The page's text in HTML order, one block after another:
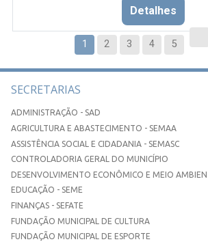
Detalhes
1 2 3 4 5
SECRETARIAS
ADMINISTRAÇÃO - SAD
AGRICULTURA E ABASTECIMENTO - SEMAA
ASSISTÊNCIA SOCIAL E CIDADANIA - SEMASC
CONTROLADORIA GERAL DO MUNICÍPIO
DESENVOLVIMENTO ECONÔMICO E MEIO
EDUCAÇÃO - SEME
FINANÇAS - SEFATE
FUNDAÇÃO MUNICIPAL DE CULTURA
FUNDAÇÃO MUNICIPAL DE ESPORTE